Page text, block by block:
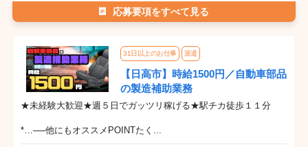
応募要項をすべて見る
31日以上のお仕事 派遣
【日高市】時給1500円／自動車部品
の製造補助業務
★未経験大歓迎★週５日でガッツリ稼げる★駅チカ徒歩１１分
*…──他にもオススメPOINTたく...